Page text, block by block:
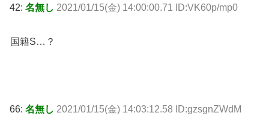
42: 名無し 2021/01/15(金) 14:00:00.71 ID:VK60p/mp0
国籍S…？
66: 名無し 2021/01/15(金) 14:03:12.58 ID:gzsgnZWdM